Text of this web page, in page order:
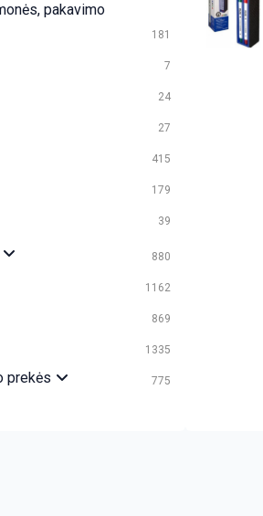
pakavimo
181
7
24
27
415
179
39
880
1162
869
1335
prekės 775